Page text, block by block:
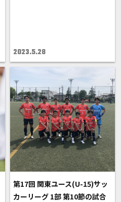
2023.5.28
第17回 関東ユース(U-15)サッ
カーリーグ 1部 第10節の試合